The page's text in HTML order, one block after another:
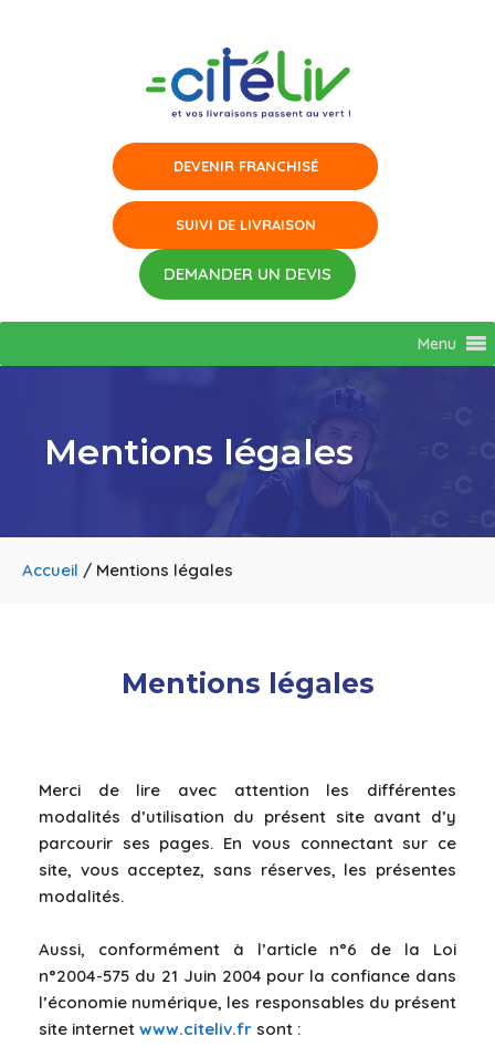
Menu
Mentions légales
Accueil / Mentions légales
Mentions légales
Merci de lire avec attention les différentes
modalités d’utilisation du présent site avant d’y
parcourir ses pages. En vous connectant sur ce
site, vous acceptez, sans réserves, les présentes
modalités.
Aussi, conformément à l’article n°6 de la Loi
n°2004-575 du 21 Juin 2004 pour la confiance dans
l’économie numérique, les responsables du présent
site internet www.citeliv.fr sont :